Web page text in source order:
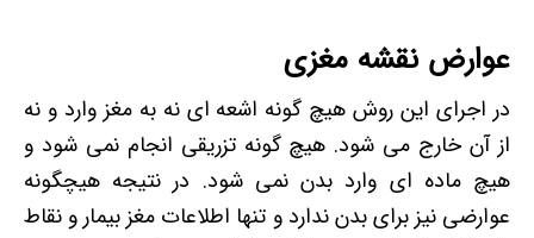
عوارض نقشه مغزی
در اجرای این روش هیچ گونه اشعه ای نه به مغز وارد و نه
از آن خارج می شود. هیچ گونه تزریقی انجام نمی شود و
هیچ ماده ای وارد بدن نمی شود. در نتیجه هیچگونه
عوارضی نیز برای بدن ندارد و تنها اطلاعات مغز بیمار و نقاط